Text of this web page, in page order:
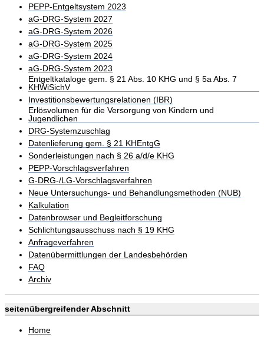
PEPP-Entgeltsystem 2023
aG-DRG-System 2027
aG-DRG-System 2026
aG-DRG-System 2025
aG-DRG-System 2024
aG-DRG-System 2023
Entgeltkataloge gem. § 21 Abs. 10 KHG und § 5a Abs. 7
KHWiSichV
Investitionsbewertungsrelationen (IBR)
Erlösvolumen für die Versorgung von Kindern und
Jugendlichen
DRG-Systemzuschlag
Datenlieferung gem. § 21 KHEntgG
Sonderleistungen nach § 26 a/d/e KHG
PEPP-Vorschlagsverfahren
G-DRG-/LG-Vorschlagsverfahren
Neue Untersuchungs- und Behandlungsmethoden (NUB)
Kalkulation
Datenbrowser und Begleitforschung
Schlichtungsausschuss nach § 19 KHG
Anfrageverfahren
Datenübermittlungen der Landesbehörden
FAQ
Archiv
seitenübergreifender Abschnitt
Home